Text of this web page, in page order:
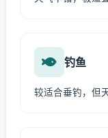
钓鱼
较适合垂钓，但